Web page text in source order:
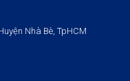
Nhà Bè, TpHCM